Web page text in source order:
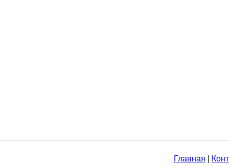
Главная